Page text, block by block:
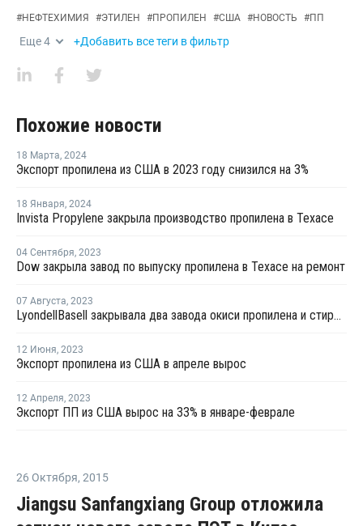
#НЕФТЕХИМИЯ #ЭТИЛЕН #ПРОПИЛЕН #США #НОВОСТЬ #ПП
Еще4 +Добавить все теги в фильтр
Похожие новости
18 Марта, 2024
Экспорт пропилена из США в 2023 году снизился на 3%
18 Января, 2024
Invista Propylene закрыла производство пропилена в Техасе
04 Сентября, 2023
Dow закрыла завод по выпуску пропилена в Техасе на ремонт
07 Августа, 2023
LyondellBasell закрывала два завода окиси пропилена и стирола в США и Европе на ремонт в июле-августе
12 Июня, 2023
Экспорт пропилена из США в апреле вырос
12 Апреля, 2023
Экспорт ПП из США вырос на 33% в январе-феврале
26 Октября, 2015
Jiangsu Sanfangxiang Group отложила